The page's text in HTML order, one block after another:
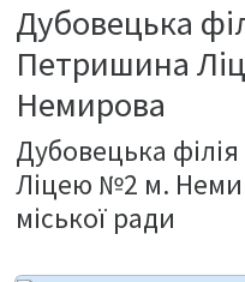
Дубовецька
Петришина
Немирова
Дубовецька
Ліцею №2 м.
міської ради